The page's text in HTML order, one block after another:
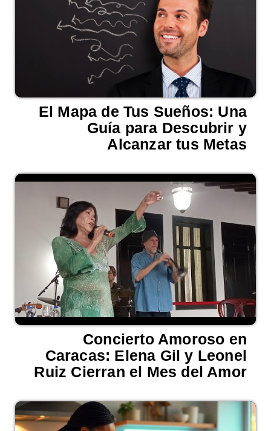
El Mapa de Tus Sueños: Una
Guía para Descubrir y
Alcanzar tus Metas
Concierto Amoroso en
Caracas: Elena Gil y Leonel
Ruiz Cierran el Mes del Amor